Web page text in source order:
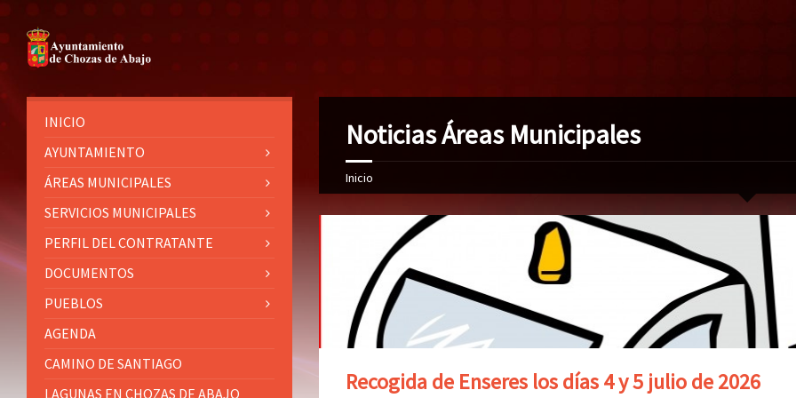
Noticias Áreas Municipales
Inicio
Recogida de Enseres los días 4 y 5 julio de 2026
INICIO
AYUNTAMIENTO
ÁREAS MUNICIPALES
SERVICIOS MUNICIPALES
PERFIL DEL CONTRATANTE
DOCUMENTOS
PUEBLOS
AGENDA
CAMINO DE SANTIAGO
LAGUNAS EN CHOZAS DE ABAJO